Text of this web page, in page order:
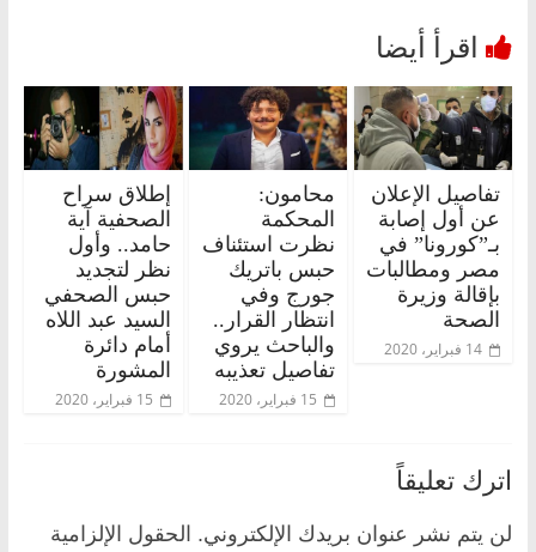
تفاصيل الإعلان
عن أول إصابة
بـ”كورونا” في
مصر ومطالبات
بإقالة وزيرة
الصحة
14 فبراير، 2020
محامون:
المحكمة
نظرت استئناف
حبس باتريك
جورج وفي
انتظار القرار..
والباحث يروي
تفاصيل تعذيبه
15 فبراير، 2020
إطلاق سراح
الصحفية آية
حامد.. وأول
نظر لتجديد
حبس الصحفي
السيد عبد اللاه
أمام دائرة
المشورة
15 فبراير، 2020
اترك تعليقاً
لن يتم نشر عنوان بريدك الإلكتروني. الحقول الإلزامية